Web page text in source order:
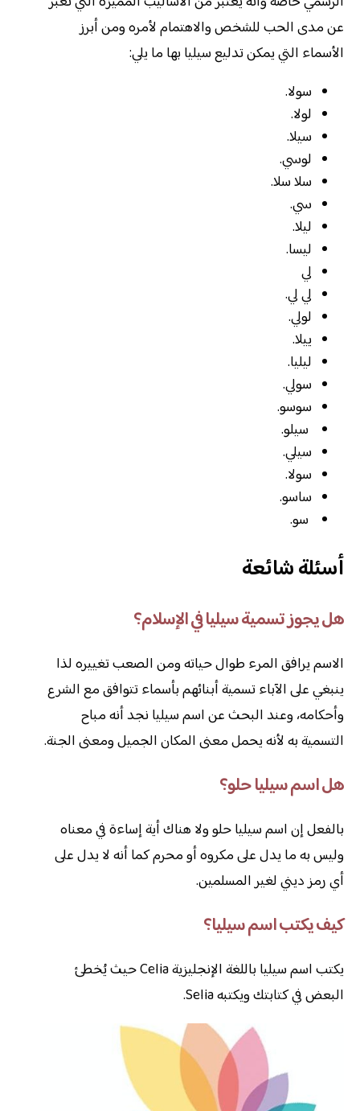
عن مدى الحب للشخص والاهتمام لأمره ومن أبرز
الأسماء التي يمكن تدليع سيليا بها ما يلي:
سولا.
لولا.
سيلا.
لوسي.
سلا سلا.
سي.
ليلا.
ليسا.
لي
لي لي.
لولي.
ييلا.
ليليا.
سولي.
سوسو.
سيلو.
سيلي.
سولا.
ساسو.
سو.
أسئلة شائعة
هل يجوز تسمية سيليا في الإسلام؟
الاسم يرافق المرء طوال حياته ومن الصعب تغييره لذا
ينبغي على الآباء تسمية أبنائهم بأسماء تتوافق مع الشرع
وأحكامه، وعند البحث عن اسم سيليا نجد أنه مباح
التسمية به لأنه يحمل معنى المكان الجميل ومعنى الجنة.
هل اسم سيليا حلو؟
بالفعل إن اسم سيليا حلو ولا هناك أية إساءة في معناه
وليس به ما يدل على مكروه أو محرم كما أنه لا يدل على
أي رمز ديني لغير المسلمين.
كيف يكتب اسم سيليا؟
يكتب اسم سيليا باللغة الإنجليزية Celia حيث يُخطئ
البعض في كتابتك ويكتبه Selia.